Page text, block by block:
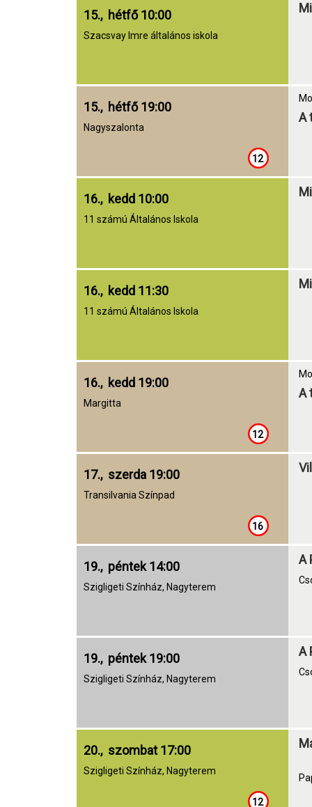
15., hétfő 10:00
Szacsvay Imre általános iskola
15., hétfő 19:00
Nagyszalonta
12
A
16., kedd 10:00
11 számú Általános Iskola
16., kedd 11:30
11 számú Általános Iskola
16., kedd 19:00
Margitta
12
A
17., szerda 19:00
Transilvania Színpad
16
19., péntek 14:00
Szigligeti Színház, Nagyterem
A
19., péntek 19:00
Szigligeti Színház, Nagyterem
A
20., szombat 17:00
Szigligeti Színház, Nagyterem
12